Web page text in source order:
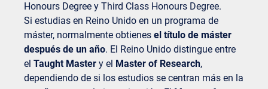
Honours Degree y Third Class Honours Degree.
Si estudias en Reino Unido en un programa de
máster, normalmente obtienes el título de máster
después de un año. El Reino Unido distingue entre
el Taught Master y el Master of Research,
dependiendo de si los estudios se centran más en la